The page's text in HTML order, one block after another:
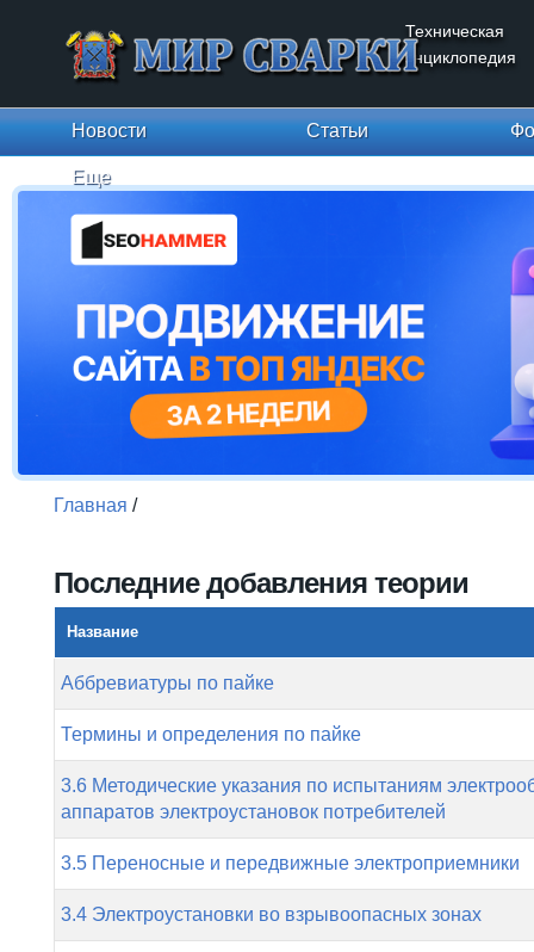
Техническая
энциклопедия
Новости Статьи
Еще
Главная /
Последние добавления теории
Название
Аббревиатуры по пайке
Термины и определения по пайке
3.6 Методические указания по испытаниям
аппаратов электроустановок потребителей
3.5 Переносные и передвижные электроприемники
3.4 Электроустановки во взрывоопасных зонах